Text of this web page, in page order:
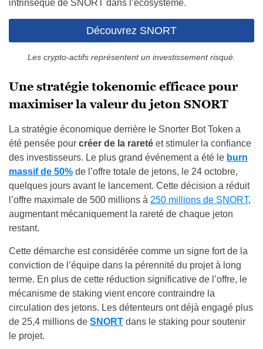
intrinsèque de SNORT dans l’écosystème.
Découvrez SNORT
Les crypto-actifs représentent un investissement risqué.
Une stratégie tokenomic efficace pour
maximiser la valeur du jeton SNORT
La stratégie économique derrière le Snorter Bot Token a
été pensée pour créer de la rareté et stimuler la confiance
des investisseurs. Le plus grand événement a été le burn
massif de 50% de l’offre totale de jetons, le 24 octobre,
quelques jours avant le lancement. Cette décision a réduit
l’offre maximale de 500 millions à 250 millions de SNORT,
augmentant mécaniquement la rareté de chaque jeton
restant.
Cette démarche est considérée comme un signe fort de la
conviction de l’équipe dans la pérennité du projet à long
terme. En plus de cette réduction significative de l’offre, le
mécanisme de staking vient encore contraindre la
circulation des jetons. Les détenteurs ont déjà engagé plus
de 25,4 millions de SNORT dans le staking pour soutenir
le projet.